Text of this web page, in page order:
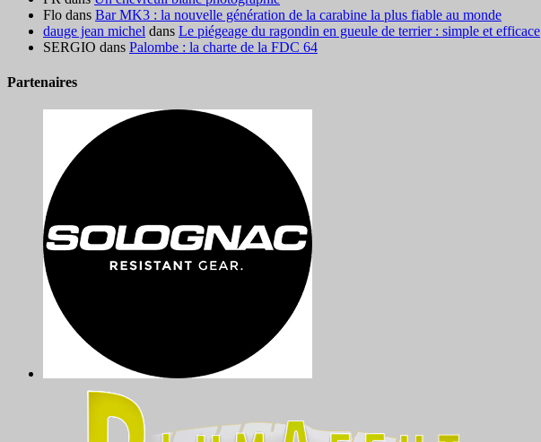
Flo dans Bar MK3 : la nouvelle génération de la carabine la plus fiable au monde
dauge jean michel dans Le piégeage du ragondin en gueule de terrier : simple et efficace
SERGIO dans Palombe : la charte de la FDC 64
Partenaires